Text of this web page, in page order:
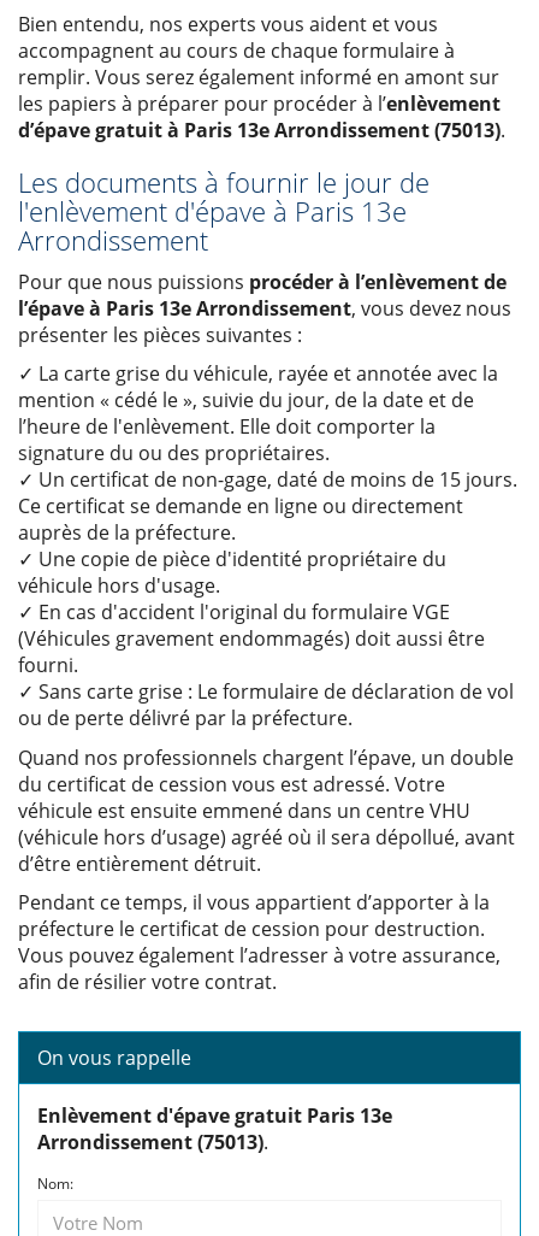
Bien entendu, nos experts vous aident et vous
accompagnent au cours de chaque formulaire à
remplir. Vous serez également informé en amont sur
les papiers à préparer pour procéder à l’enlèvement
d’épave gratuit à Paris 13e Arrondissement (75013).
Les documents à fournir le jour de
l'enlèvement d'épave à Paris 13e
Arrondissement
Pour que nous puissions procéder à l’enlèvement de
l’épave à Paris 13e Arrondissement, vous devez nous
présenter les pièces suivantes :
✓ La carte grise du véhicule, rayée et annotée avec la
mention « cédé le », suivie du jour, de la date et de
l’heure de l'enlèvement. Elle doit comporter la
signature du ou des propriétaires.
✓ Un certificat de non-gage, daté de moins de 15 jours.
Ce certificat se demande en ligne ou directement
auprès de la préfecture.
✓ Une copie de pièce d'identité propriétaire du
véhicule hors d'usage.
✓ En cas d'accident l'original du formulaire VGE
(Véhicules gravement endommagés) doit aussi être
fourni.
✓ Sans carte grise : Le formulaire de déclaration de vol
ou de perte délivré par la préfecture.
Quand nos professionnels chargent l’épave, un double
du certificat de cession vous est adressé. Votre
véhicule est ensuite emmené dans un centre VHU
(véhicule hors d’usage) agréé où il sera dépollué, avant
d’être entièrement détruit.
Pendant ce temps, il vous appartient d’apporter à la
préfecture le certificat de cession pour destruction.
Vous pouvez également l’adresser à votre assurance,
afin de résilier votre contrat.
On vous rappelle
Enlèvement d'épave gratuit Paris 13e
Arrondissement (75013).
Nom: